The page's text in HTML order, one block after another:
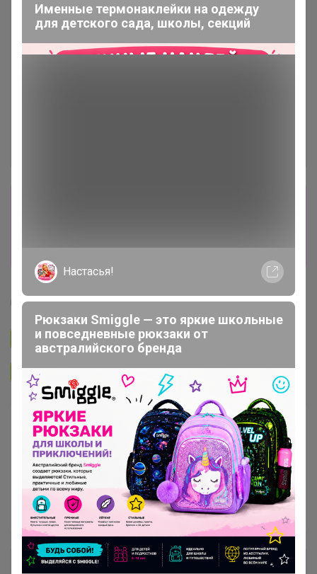
Перейти к текущей закупке
Артемида
Подписаться на закупку 1.3K
Подписаться на организатора 1.7K
В архиве Собрано
79 %
Ожидание ~ 15 дней
Пристрой 1 лот
Комментарии к лотам 1.1K
Именные термонаклейки на одежду
для детского сада, школы, секций
Настасья!
Рюкзаки Smiggle — это яркие школьные
и повседневные рюкзаки от
австралийского бренда